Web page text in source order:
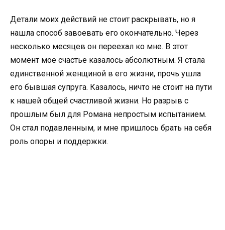
Детали моих действий не стоит раскрывать, но я
нашла способ завоевать его окончательно. Через
несколько месяцев он переехал ко мне. В этот
момент мое счастье казалось абсолютным. Я стала
единственной женщиной в его жизни, прочь ушла
его бывшая супруга. Казалось, ничто не стоит на пути
к нашей общей счастливой жизни. Но разрыв с
прошлым был для Романа непростым испытанием.
Он стал подавленным, и мне пришлось брать на себя
роль опоры и поддержки.